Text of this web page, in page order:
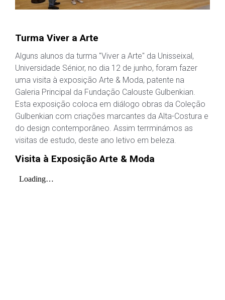
Turma Viver a Arte
Alguns alunos da turma "Viver a Arte" da Unisseixal,
Universidade Sénior, no dia 12 de junho, foram fazer
uma visita à exposição Arte & Moda, patente na
Galeria Principal da Fundação Calouste Gulbenkian.
Esta exposição coloca em diálogo obras da Coleção
Gulbenkian com criações marcantes da Alta-Costura e
do design contemporâneo. Assim terrminámos as
visitas de estudo, deste ano letivo em beleza.
Visita à Exposição Arte & Moda